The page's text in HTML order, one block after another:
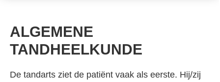
ALGEMENE
TANDHEELKUNDE
De tandarts ziet de patiënt vaak als eerste. Hij/zij